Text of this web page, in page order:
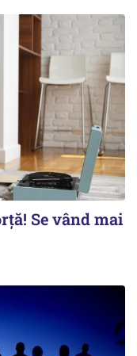
Se vând mai